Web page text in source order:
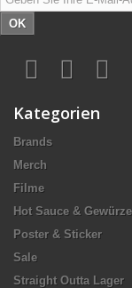
OK
Kategorien
Brands
Merch
Filme
Hot Sauce & Gewürze
Poster & Sticker
Sale
Straight Outta Lager